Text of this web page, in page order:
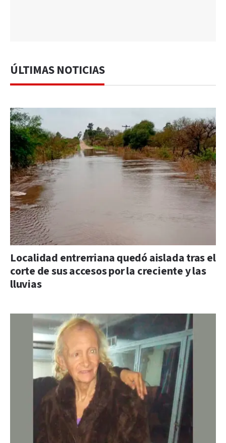
ÚLTIMAS NOTICIAS
Localidad entrerriana quedó aislada tras el
corte de sus accesos por la creciente y las
lluvias